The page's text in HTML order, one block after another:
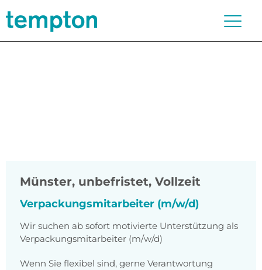
Münster, unbefristet, Vollzeit
Verpackungsmitarbeiter (m/w/d)
Wir suchen ab sofort motivierte Unterstützung als
Verpackungsmitarbeiter (m/w/d)
Wenn Sie flexibel sind, gerne Verantwortung